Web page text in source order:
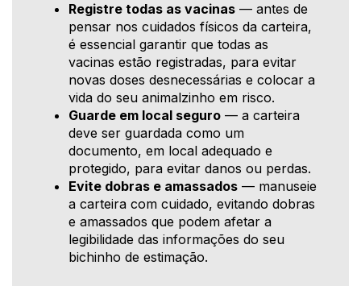
Registre todas as vacinas — antes de
pensar nos cuidados físicos da carteira,
é essencial garantir que todas as
vacinas estão registradas, para evitar
novas doses desnecessárias e colocar a
vida do seu animalzinho em risco.
Guarde em local seguro — a carteira
deve ser guardada como um
documento, em local adequado e
protegido, para evitar danos ou perdas.
Evite dobras e amassados — manuseie
a carteira com cuidado, evitando dobras
e amassados que podem afetar a
legibilidade das informações do seu
bichinho de estimação.